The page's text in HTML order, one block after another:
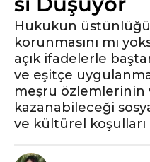
l
ö
n
c
e
6
y
ı
Hukukun
korunmasını mı
açık ifadelerle
ve eşitçe
meşru
kazanabileceği
ve kültürel koşulları